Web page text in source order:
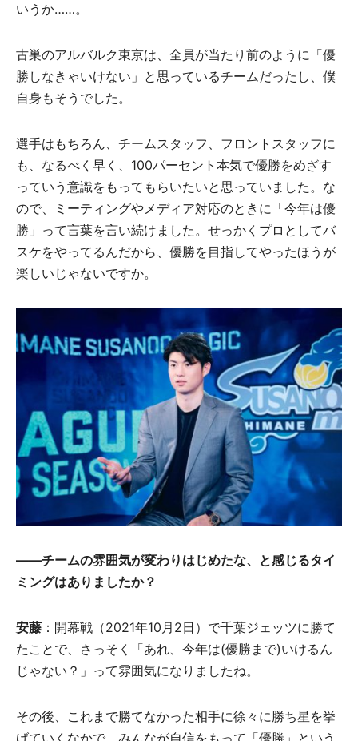
いうか……。
古巣のアルバルク東京は、全員が当たり前のように「優
勝しなきゃいけない」と思っているチームだったし、僕
自身もそうでした。
選手はもちろん、チームスタッフ、フロントスタッフに
も、なるべく早く、100パーセント本気で優勝をめざす
っていう意識をもってもらいたいと思っていました。な
ので、ミーティングやメディア対応のときに「今年は優
勝」って言葉を言い続けました。せっかくプロとしてバ
スケをやってるんだから、優勝を目指してやったほうが
楽しいじゃないですか。
――チームの雰囲気が変わりはじめたな、と感じるタイ
ミングはありましたか？
安藤 ：開幕戦（2021年10月2日）で千葉ジェッツに勝て
たことで、さっそく「あれ、今年は(優勝まで)いけるん
じゃない？」って雰囲気になりましたね。
その後、これまで勝てなかった相手に徐々に勝ち星を挙